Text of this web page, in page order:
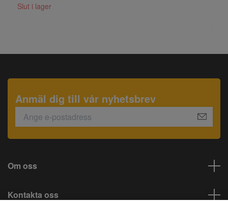
Slut i lager
Anmäl dig till vår nyhetsbrev
Om oss
Kontakta oss